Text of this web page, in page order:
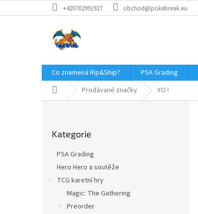
na
+420702991927 obchod@pokebreak.eu
Co znamená Rip&Ship? PSA Grading
Domů Prodávané značky YO !
kategorie
Kategorie
PSA Grading
Hero Hero a soutěže
TCG karetní hry
Magic: The Gathering
Preorder